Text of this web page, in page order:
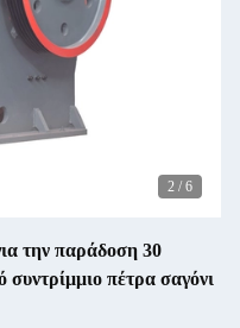
2 / 6
την παράδοση 30
πέτρα σαγόνι